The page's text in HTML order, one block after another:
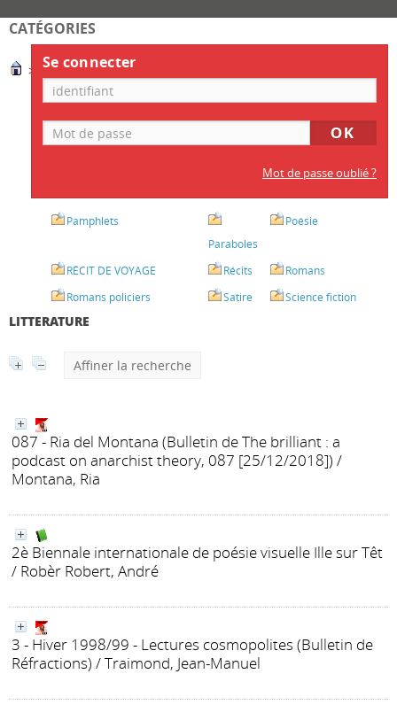
CATÉGORIES
> LITTERATURE
Biographies
Essais
Humour
Littérature
Jeunesse
PROLÉTARIENNE
Mémoires
Nouvelles
Pamphlets
Paraboles
Poésie
RÉCIT DE VOYAGE Récits
Romans
Romans policiers
Satire Science fiction
LITTERATURE
Affiner la recherche
087 - Ria del Montana (Bulletin de The brilliant : a
podcast on anarchist theory, 087 [25/12/2018]) /
Montana, Ria
2è Biennale internationale de poésie visuelle Ille sur Têt
/ Robèr Robert, André
3 - Hiver 1998/99 - Lectures cosmopolites (Bulletin de
Réfractions) / Traimond, Jean-Manuel
Se connecter
Mot de passe oublié ?